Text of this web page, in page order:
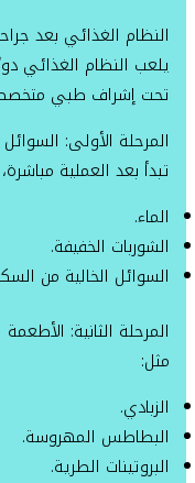
النظام الغذائي بعد
يلعب النظام الغذائي
تحت إشراف طبي
المرحلة الأولى: السوائل
تبدأ بعد العملية
الماء.
الشوربات الخفيفة.
السوائل الخالية من
المرحلة الثانية: الأطعمة
مثل:
الزبادي.
البطاطس المهروسة.
البروتينات الطرية.